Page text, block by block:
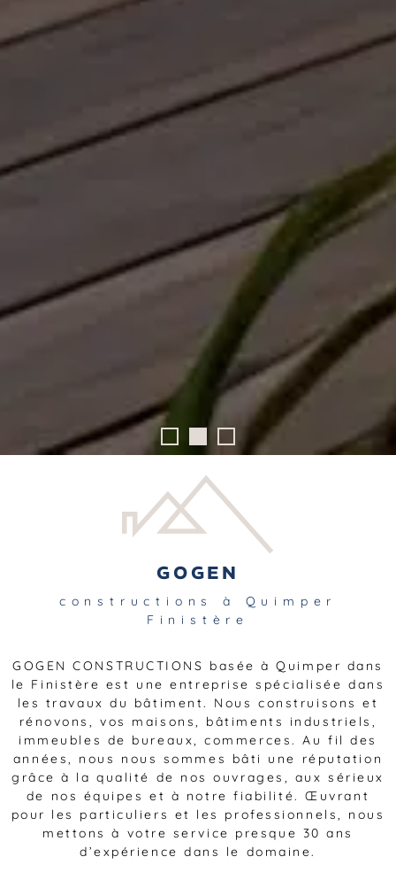
GOGEN
constructions à Quimper
Finistère
GOGEN CONSTRUCTIONS basée à Quimper dans
le Finistère est une entreprise spécialisée dans
les travaux du bâtiment. Nous construisons et
rénovons, vos maisons, bâtiments industriels,
immeubles de bureaux, commerces. Au fil des
années, nous nous sommes bâti une réputation
grâce à la qualité de nos ouvrages, aux sérieux
de nos équipes et à notre fiabilité. Œuvrant
pour les particuliers et les professionnels, nous
mettons à votre service presque 30 ans
d’expérience dans le domaine.